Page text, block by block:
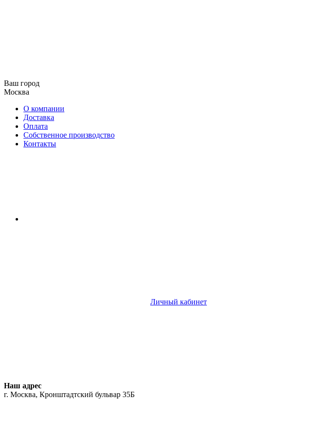
Ваш город
Москва
О компании
Доставка
Оплата
Собственное производство
Контакты
Личный кабинет
Наш адрес
г. Москва, Кронштадтский бульвар 35Б